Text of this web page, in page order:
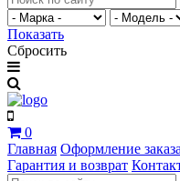
Показать
Сбросить
0
Главная Оформление заказа
Гарантия и возврат